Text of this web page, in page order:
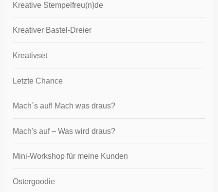
Kreative Stempelfreu(n)de
Kreativer Bastel-Dreier
Kreativset
Letzte Chance
Mach´s auf! Mach was draus?
Mach's auf – Was wird draus?
Mini-Workshop für meine Kunden
Ostergoodie